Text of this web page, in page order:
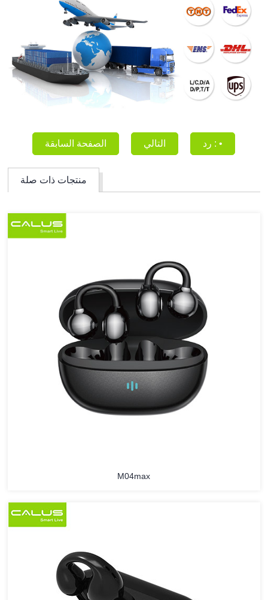
الصفحة السابقة التالي رد : •
منتجات ذات صلة
M04max